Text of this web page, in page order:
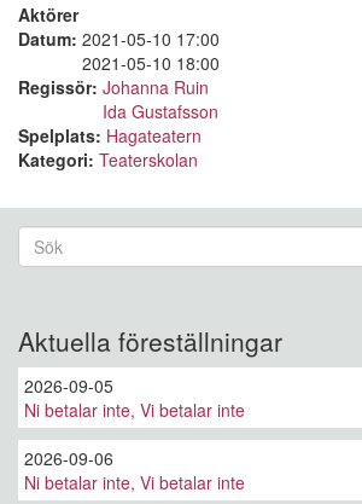
Aktörer
Datum: 2021-05-10 17:00
2021-05-10 18:00
Regissör: Johanna Ruin
Ida Gustafsson
Spelplats: Hagateatern
Kategori: Teaterskolan
Sökformulär
Aktuella föreställningar
2026-09-05
Ni betalar inte, Vi betalar inte
2026-09-06
Ni betalar inte, Vi betalar inte